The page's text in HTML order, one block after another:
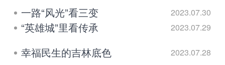
一路“风光”看三变 2023.07.30
“英雄城”里看传承 2023.07.29
幸福民生的吉林底色 2023.07.28